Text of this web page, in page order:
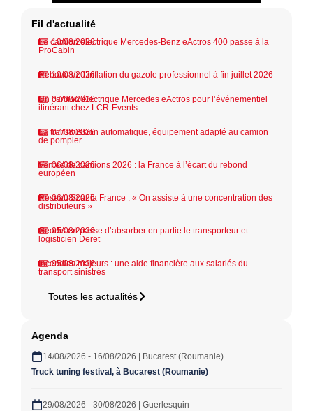
Fil d'actualité
10/08/2026
Le camion électrique Mercedes-Benz eActros 400 passe à la
ProCabin
10/08/2026
Rebond de l’inflation du gazole professionnel à fin juillet 2026
07/08/2026
Un camion électrique Mercedes eActros pour l’événementiel
itinérant chez LCR-Events
07/08/2026
La transmission automatique, équipement adapté au camion
de pompier
06/08/2026
Ventes de camions 2026 : la France à l’écart du rebond
européen
06/08/2026
Réseau Scania France : « On assiste à une concentration des
distributeurs »
05/08/2026
Geodis en passe d’absorber en partie le transporteur et
logisticien Deret
05/08/2026
Incendies majeurs : une aide financière aux salariés du
transport sinistrés
Toutes les actualités
Agenda
14/08/2026 - 16/08/2026 | Bucarest (Roumanie)
Truck tuning festival, à Bucarest (Roumanie)
29/08/2026 - 30/08/2026 | Guerlesquin